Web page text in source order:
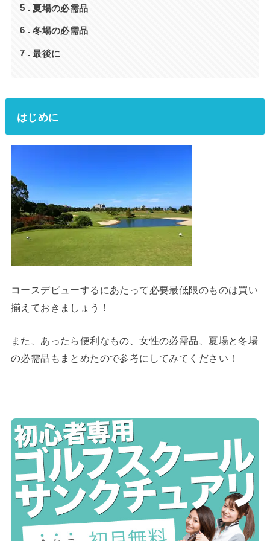
5 夏場の必需品
6 冬場の必需品
7 最後に
はじめに
コースデビューするにあたって必要最低限のものは買い
揃えておきましょう！
また、あったら便利なもの、女性の必需品、夏場と冬場
の必需品もまとめたので参考にしてみてください！